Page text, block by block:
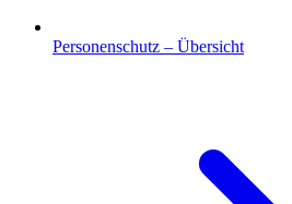
Personenschutz – Übersicht